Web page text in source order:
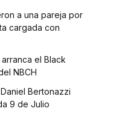
a una pareja por
cargada con
el Black
NBCH
Bertonazzi
9 de Julio